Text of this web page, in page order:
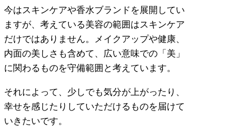
今はスキンケアや香水ブランドを展開してい
ますが、考えている美容の範囲はスキンケア
だけではありません。メイクアップや健康、
内面の美しさも含めて、広い意味での「美」
に関わるものを守備範囲と考えています。
それによって、少しでも気分が上がったり、
幸せを感じたりしていただけるものを届けて
いきたいです。